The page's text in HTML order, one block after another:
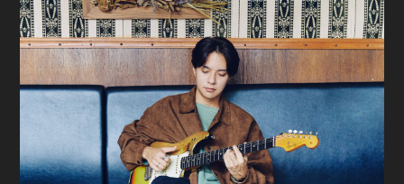
BLOG LIVE STREAMING
GOODS RADIO
会員登録 ログイン